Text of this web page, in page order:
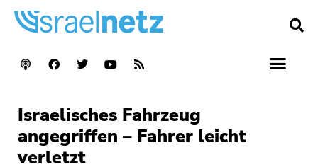
Israelisches Fahrzeug
angegriffen – Fahrer leicht
verletzt